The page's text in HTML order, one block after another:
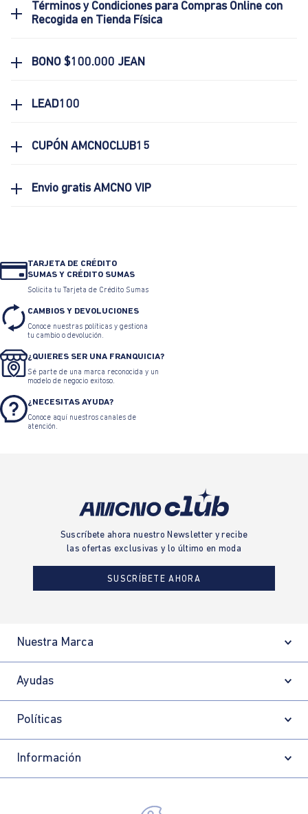
Términos y Condiciones para Compras Online con
Recogida en Tienda Física
BONO $100.000 JEAN
LEAD100
CUPÓN AMCNOCLUB15
Envio gratis AMCNO VIP
TARJETA DE CRÉDITO
SUMAS Y CRÉDITO SUMAS
Solicita tu Tarjeta de Crédito Sumas
CAMBIOS Y DEVOLUCIONES
Conoce nuestras políticas y gestiona
tu cambio o devolución.
¿QUIERES SER UNA FRANQUICIA?
Sé parte de una marca reconocida y un
modelo de negocio exitoso.
¿NECESITAS AYUDA?
Conoce aquí nuestros canales de
atención.
Suscríbete ahora nuestro Newsletter y recibe
las ofertas exclusivas y lo último en moda
SUSCRÍBETE AHORA
Nuestra Marca
Ayudas
Políticas
Información